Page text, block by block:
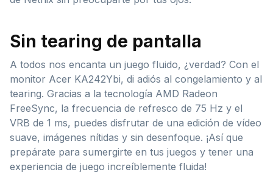
Sin tearing de pantalla
A todos nos encanta un juego fluido, ¿verdad? Con el
monitor Acer KA242Ybi, di adiós al congelamiento y al
tearing. Gracias a la tecnología AMD Radeon
FreeSync, la frecuencia de refresco de 75 Hz y el
VRB de 1 ms, puedes disfrutar de una edición de vídeo
suave, imágenes nítidas y sin desenfoque. ¡Así que
prepárate para sumergirte en tus juegos y tener una
experiencia de juego increíblemente fluida!